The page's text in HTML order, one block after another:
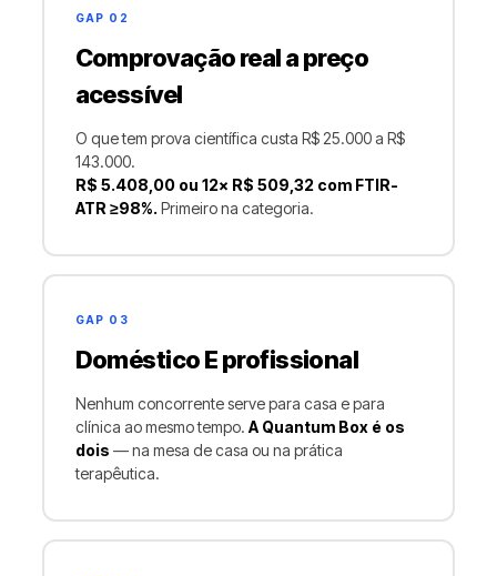
GAP 02
Comprovação real a preço
acessível
O que tem prova científica custa R$ 25.000 a R$
143.000.
R$ 5.408,00 ou 12× R$ 509,32 com FTIR-
ATR ≥98%. Primeiro na categoria.
GAP 03
Doméstico E profissional
Nenhum concorrente serve para casa e para
clínica ao mesmo tempo. A Quantum Box é os
dois — na mesa de casa ou na prática
terapêutica.